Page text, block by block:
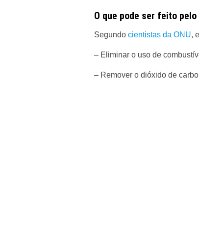
O que pode ser feito
Segundo cientistas da ONU,
– Eliminar o uso de
– Remover o dióxido de